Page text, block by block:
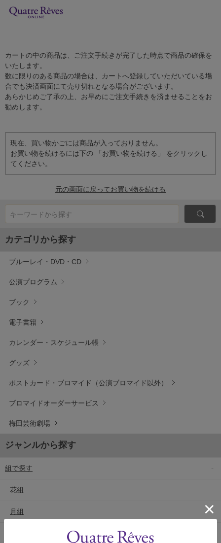
カートの中の商品は、ご注文手続きが完了した時点で商品の確保を
いたします。
数に限りのある商品の場合は、カートへ登録していただいている場
合でも決済画面にて売り切れとなる場合がございます。
あらかじめご了承の上、お早めにご注文手続きを済ませることをお
勧めします。
現在、買い物かごには商品が入っておりません。
お買い物を続けるには下の 「お買い物を続ける」 をクリックし
てください。
元の画面に戻ってお買い物を続ける
キーワードから探す
カテゴリから探す
ブルーレイ・DVD・CD
公演プログラム
ブック
電子書籍
カレンダー・スケジュール帳
グッズ
ポストカード・ブロマイド（公演ブロマイド以外）
ブロマイドオーダーサービス
梅田芸術劇場
ジャンルから探す
組で探す
花組
月組